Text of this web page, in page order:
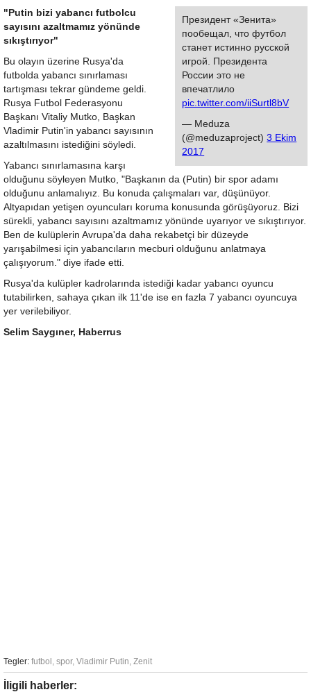
Президент «Зенита»
пообещал, что футбол
станет истинно русской
игрой. Президента
России это не
впечатлило
pic.twitter.com/iiSurtl8bV
— Meduza
(@meduzaproject)3 Ekim
2017
"Putin bizi yabancı futbolcu
sayısını azaltmamız yönünde
sıkıştırıyor"
Bu olayın üzerine Rusya'da
futbolda yabancı sınırlaması
tartışması tekrar gündeme geldi.
Rusya Futbol Federasyonu
Başkanı Vitaliy Mutko, Başkan
Vladimir Putin'in yabancı sayısının
azaltılmasını istediğini söyledi.
Yabancı sınırlamasına karşı
olduğunu söyleyen Mutko, "Başkanın da (Putin) bir spor adamı
olduğunu anlamalıyız. Bu konuda çalışmaları var, düşünüyor.
Altyapıdan yetişen oyuncuları koruma konusunda görüşüyoruz. Bizi
sürekli, yabancı sayısını azaltmamız yönünde uyarıyor ve sıkıştırıyor.
Ben de kulüplerin Avrupa'da daha rekabetçi bir düzeyde
yarışabilmesi için yabancıların mecburi olduğunu anlatmaya
çalışıyorum." diye ifade etti.
Rusya'da kulüpler kadrolarında istediği kadar yabancı oyuncu
tutabilirken, sahaya çıkan ilk 11'de ise en fazla 7 yabancı oyuncuya
yer verilebiliyor.
Selim Saygıner, Haberrus
Tegler: futbol , spor, Vladimir Putin, Zenit
İligili haberler: